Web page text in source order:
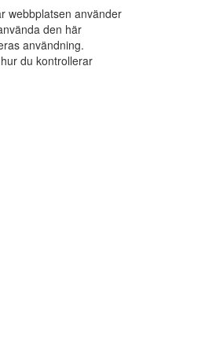
webbplatsen använder
den här
användning.
du kontrollerar